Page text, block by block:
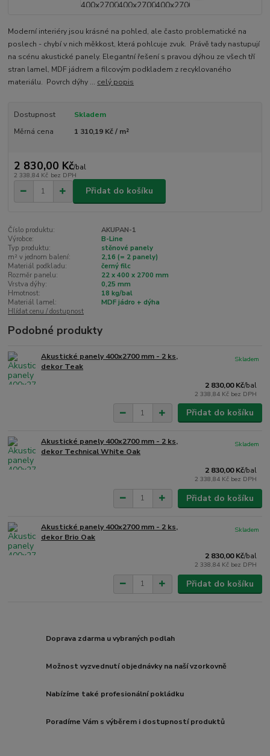
Moderní interiéry jsou krásné na pohled, ale často problematické na
poslech - chybí v nich měkkost, která pohlcuje zvuk. Právě tady nastupují
na scénu akustické panely. Elegantní řešení s pravou dýhou ze všech tří
stran lamel, MDF jádrem a filcovým podkladem z recyklovaného
materiálu. Povrch dýhy ... celý popis
Dostupnost
Skladem
Měrná cena
1 310,19 Kč / m²
2 830,00 Kč/bal
2 338,84 Kč bez DPH
Přidat do košíku
Číslo produktu:
AKUPAN-1
Výrobce:
B-Line
Typ produktu:
stěnové panely
m² v jednom balení:
2,16 (= 2 panely)
Materiál podkladu:
černý filc
Rozměr panelu:
22 x 400 x 2700 mm
Vrstva dýhy:
0,25 mm
Hmotnost:
18 kg/bal
Materiál lamel:
MDF jádro + dýha
Hlídat cenu / dostupnost
Podobné produkty
Akustické panely 400x2700 mm - 2 ks,
dekor Teak
2 830,00 Kč/bal
2 338,84 Kč bez DPH
Skladem
Přidat do košíku
Akustické panely 400x2700 mm - 2 ks,
dekor Technical White Oak
2 830,00 Kč/bal
2 338,84 Kč bez DPH
Skladem
Přidat do košíku
Akustické panely 400x2700 mm - 2 ks,
dekor Brio Oak
2 830,00 Kč/bal
2 338,84 Kč bez DPH
Skladem
Přidat do košíku
Doprava zdarma u vybraných podlah
Možnost vyzvednutí objednávky na naší vzorkovně
Nabízíme také profesionální pokládku
Poradíme Vám s výběrem i dostupností produktů